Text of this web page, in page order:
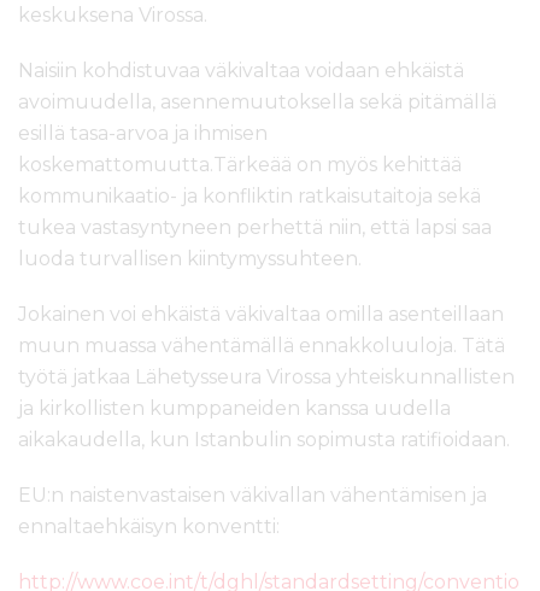
keskuksena Virossa.
Naisiin kohdistuvaa väkivaltaa voidaan ehkäistä
avoimuudella, asennemuutoksella sekä pitämällä
esillä tasa-arvoa ja ihmisen
koskemattomuutta.Tärkeää on myös kehittää
kommunikaatio- ja konfliktin ratkaisutaitoja sekä
tukea vastasyntyneen perhettä niin, että lapsi saa
luoda turvallisen kiintymyssuhteen.
Jokainen voi ehkäistä väkivaltaa omilla asenteillaan
muun muassa vähentämällä ennakkoluuloja. Tätä
työtä jatkaa Lähetysseura Virossa yhteiskunnallisten
ja kirkollisten kumppaneiden kanssa uudella
aikakaudella, kun Istanbulin sopimusta ratifioidaan.
EU:n naistenvastaisen väkivallan vähentämisen ja
ennaltaehkäisyn konventti:
http://www.coe.int/t/dghl/standardsetting/conventio